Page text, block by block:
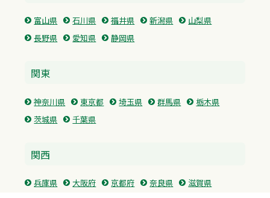
富山県 石川県 福井県 新潟県
山梨県
長野県
愛知県 静岡県
関東
神奈川県 東京都 埼玉県 群馬県
栃木県
茨城県
千葉県
関西
兵庫県 大阪府 京都府 奈良県
滋賀県